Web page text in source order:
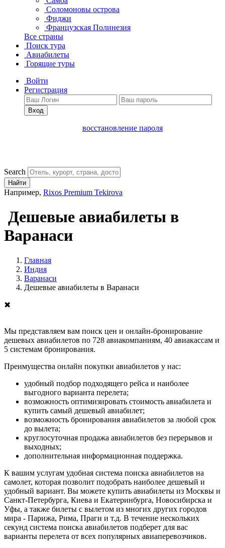
Соломоновы острова
Фиджи
Французская Полинезия
Все страны
Поиск тура
Авиабилеты
Горящие туры
Войти
Регистрация
Вход
восстановление пароля
Search
Найти
Например, Rixos Premium Tekirova
Дешевые авиабилеты в
Варанаси
Главная
Индия
Варанаси
Дешевые авиабилеты в Варанаси
✖
Мы представляем вам поиск цен и онлайн-бронирование
дешевых авиабилетов по 728 авиакомпаниям, 40 авиакассам и
5 системам бронирования.
Преимущества онлайн покупки авиабилетов у нас:
удобный подбор подходящего рейса и наиболее
выгодного варианта перелета;
возможность оптимизировать стоимость авиабилета и
купить самый дешевый авиабилет;
возможность бронирования авиабилетов за любой срок
до вылета;
круглосуточная продажа авиабилетов без перерывов и
выходных;
дополнительная информационная поддержка.
К вашим услугам удобная система поиска авиабилетов на
самолет, которая позволит подобрать наиболее дешевый и
удобный вариант. Вы можете купить авиабилеты из Москвы и
Санкт-Петербурга, Киева и Екатеринбурга, Новосибирска и
Уфы, а также билеты с вылетом из многих других городов
мира - Парижа, Рима, Праги и т.д. В течение нескольких
секунд система поиска авиабилетов подберет для вас
варианты перелета от всех популярных авиаперевозчиков.